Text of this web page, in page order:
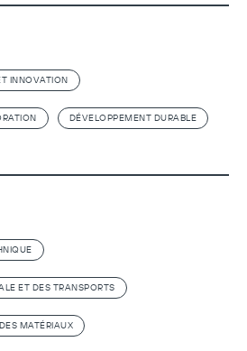
INNOVATION
DÉVELOPPEMENT DURABLE
ET DES TRANSPORTS
MATÉRIAUX